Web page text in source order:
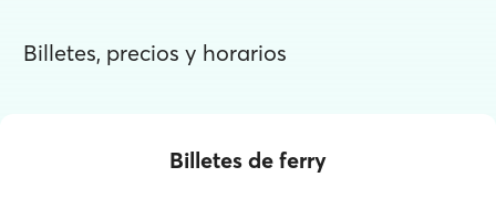
Billetes, precios y horarios
Billetes de ferry